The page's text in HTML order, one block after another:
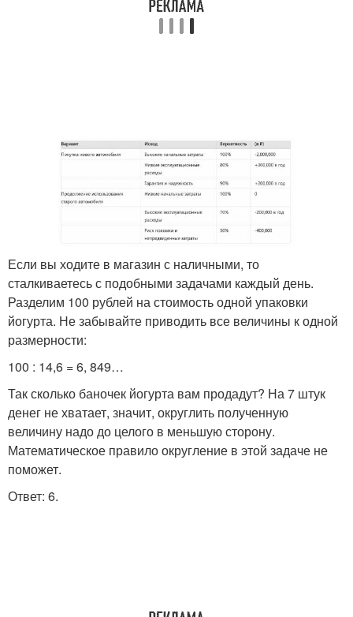
Если вы ходите в магазин с наличными, то
сталкиваетесь с подобными задачами каждый день.
Разделим 100 рублей на стоимость одной упаковки
йогурта. Не забывайте приводить все величины к одной
размерности:
100 : 14,6 = 6, 849…
Так сколько баночек йогурта вам продадут? На 7 штук
денег не хватает, значит, округлить полученную
величину надо до целого в меньшую сторону.
Математическое правило округление в этой задаче не
поможет.
Ответ: 6.